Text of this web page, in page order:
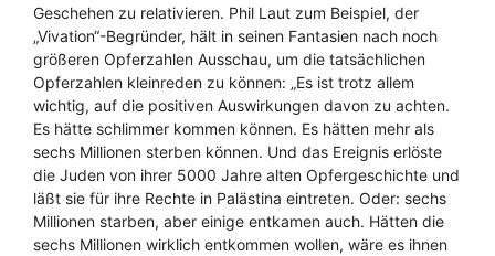
Geschehen zu relativieren. Phil Laut zum Beispiel, der
„Vivation“-Begründer, hält in seinen Fantasien nach noch
größeren Opferzahlen Ausschau, um die tatsächlichen
Opferzahlen kleinreden zu können: „Es ist trotz allem
wichtig, auf die positiven Auswirkungen davon zu achten.
Es hätte schlimmer kommen können. Es hätten mehr als
sechs Millionen sterben können. Und das Ereignis erlöste
die Juden von ihrer 5000 Jahre alten Opfergeschichte und
läßt sie für ihre Rechte in Palästina eintreten. Oder: sechs
Millionen starben, aber einige entkamen auch. Hätten die
sechs Millionen wirklich entkommen wollen, wäre es ihnen